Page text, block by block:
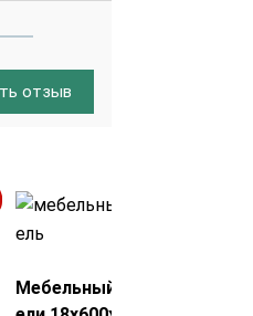
отзыв
Мебельный щит из сосны/